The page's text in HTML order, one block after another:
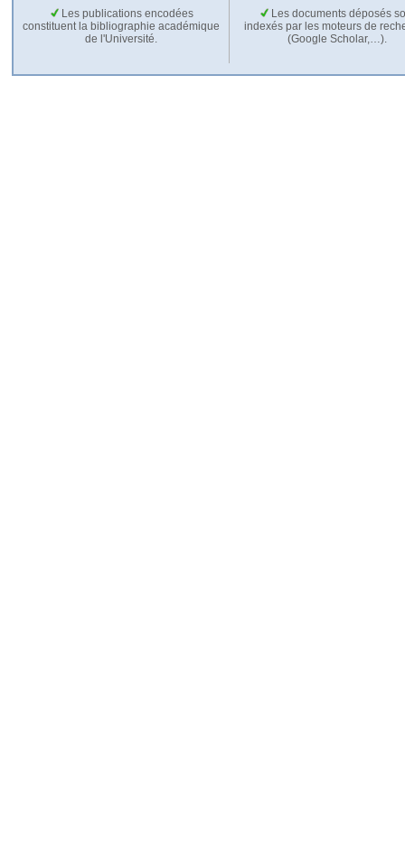
Les publications encodées
constituent la bibliographie académique
de l'Université.
Les documents déposés
indexés par les moteurs de
(Google Scholar,…).